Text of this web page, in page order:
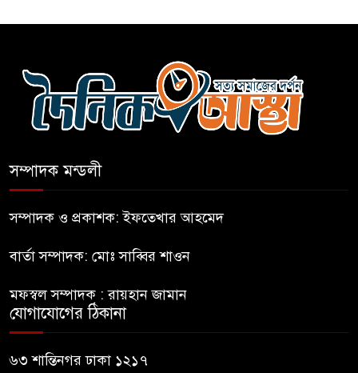
কারো সাক্ষাৎ না পেয়ে সচিবালয়
ছাড়লেন ১১ দলের নেতারা
৬
এআই বক্তব্য দিয়েছে শেখ হাসিনা
ঐক্যের পদযাত্রা আটকে দিলো
৮
হাসিনাকে সংবাদমাধ্যমে কথা বলার
সুযোগ দেওয়ায় ঢাকার ক্ষোভ
৯
সম্পাদক মন্ডলী
সম্পাদক ও প্রকাশক: ইফতেখার আহমেদ
বার্তা সম্পাদক: মোঃ সাব্বির শাওন
মফস্বল সম্পাদক : রায়হান জামান
যোগাযোগের ঠিকানা
৬৩ শান্তিনগর ঢাকা ১২১৭